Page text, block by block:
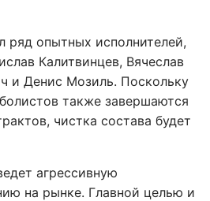
ряд опытных исполнителей,
Калитвинцев, Вячеслав
и Денис Мозиль. Поскольку
также завершаются
чистка состава будет
агрессивную
на рынке. Главной целью и